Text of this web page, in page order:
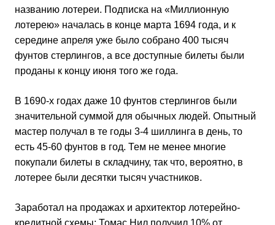
названию лотереи. Подписка на «Миллионную
лотерею» началась в конце марта 1694 года, и к
середине апреля уже было собрано 400 тысяч
фунтов стерлингов, а все доступные билеты были
проданы к концу июня того же года.
В 1690-х годах даже 10 фунтов стерлингов были
значительной суммой для обычных людей. Опытный
мастер получал в те годы 3-4 шиллинга в день, то
есть 45-60 фунтов в год. Тем не менее многие
покупали билеты в складчину, так что, вероятно, в
лотерее были десятки тысяч участников.
Заработал на продажах и архитектор лотерейно-
кредитной схемы: Томас Нил получил 10% от